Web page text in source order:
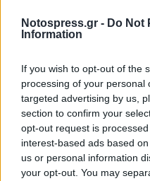
Notospress.gr - Do Not
Information
If you wish to opt-out of the
processing of your personal
targeted advertising by us,
section to confirm your
opt-out request is
interest-based ads based
us or personal information
your opt-out. You may